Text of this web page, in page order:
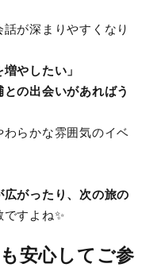
が深まりやすくなり
やしたい」
との出会いがあればう
らかな雰囲気のイベ
広がったり、次の旅の
すよね✨
安心してご参